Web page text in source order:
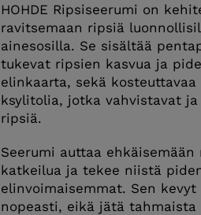
HOHDE Ripsiseerumi on
ravitsemaan ripsiä
ainesosilla. Se sisältää
tukevat ripsien kasvua ja
elinkaarta, sekä
ksylitolia, jotka vahvistavat
ripsiä.
Seerumi auttaa
katkeilua ja tekee niistä
elinvoimaisemmat. Sen
nopeasti, eikä jätä tahmaista